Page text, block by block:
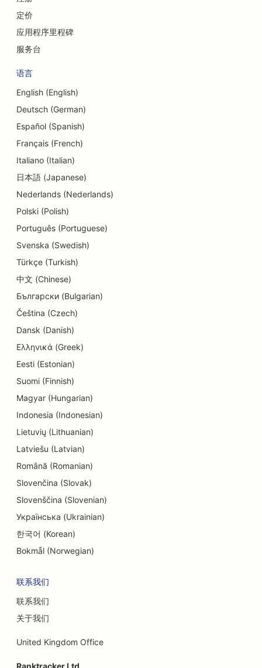
定价
应用程序里程碑
服务台
语言
English (English)
Deutsch (German)
Español (Spanish)
Français (French)
Italiano (Italian)
日本語 (Japanese)
Nederlands (Nederlands)
Polski (Polish)
Português (Portuguese)
Svenska (Swedish)
Türkçe (Turkish)
中文 (Chinese)
Български (Bulgarian)
Čeština (Czech)
Dansk (Danish)
Ελληνικά (Greek)
Eesti (Estonian)
Suomi (Finnish)
Magyar (Hungarian)
Indonesia (Indonesian)
Lietuvių (Lithuanian)
Latviešu (Latvian)
Română (Romanian)
Slovenčina (Slovak)
Slovenščina (Slovenian)
Українська (Ukrainian)
한국어 (Korean)
Bokmål (Norwegian)
联系我们
联系我们
关于我们
United Kingdom Office
Ranktracker Ltd